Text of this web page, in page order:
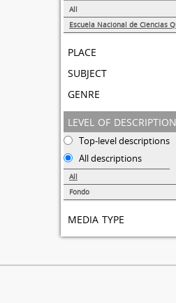
All
place
subject
genre
level of description
Top-level descriptions
All descriptions
All
Fondo
media type